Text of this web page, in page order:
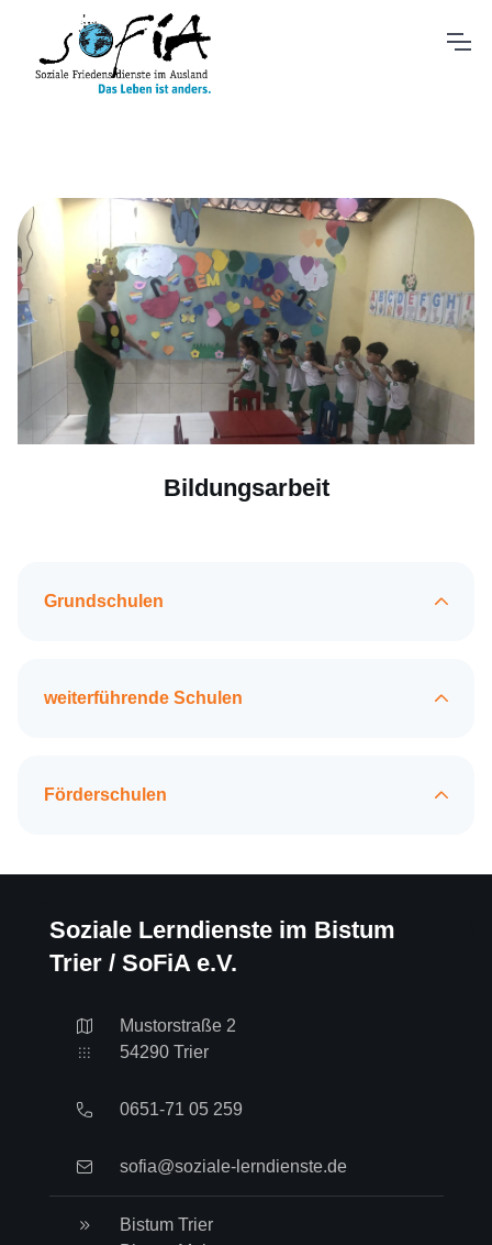
Bildungsarbeit
Grundschulen
weiterführende Schulen
Förderschulen
Soziale Lerndienste im Bistum
Trier / SoFiA e.V.
Mustorstraße 2
54290 Trier
0651-71 05 259
sofia@soziale-lerndienste.de
Bistum Trier